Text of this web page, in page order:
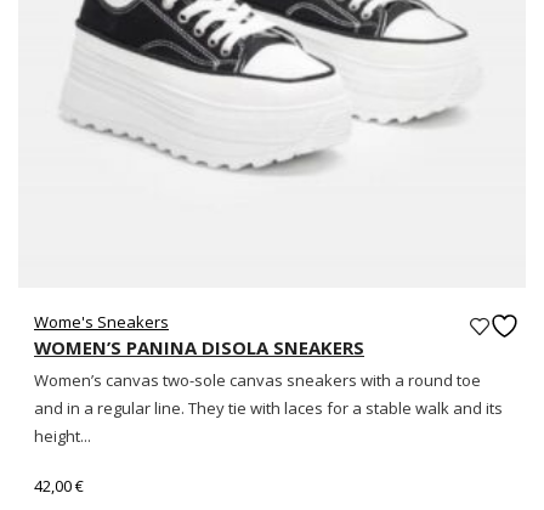
Wome's Sneakers
WOMEN’S PANINA DISOLA SNEAKERS
Women’s canvas two-sole canvas sneakers with a round toe
and in a regular line. They tie with laces for a stable walk and its
height...
42,00€